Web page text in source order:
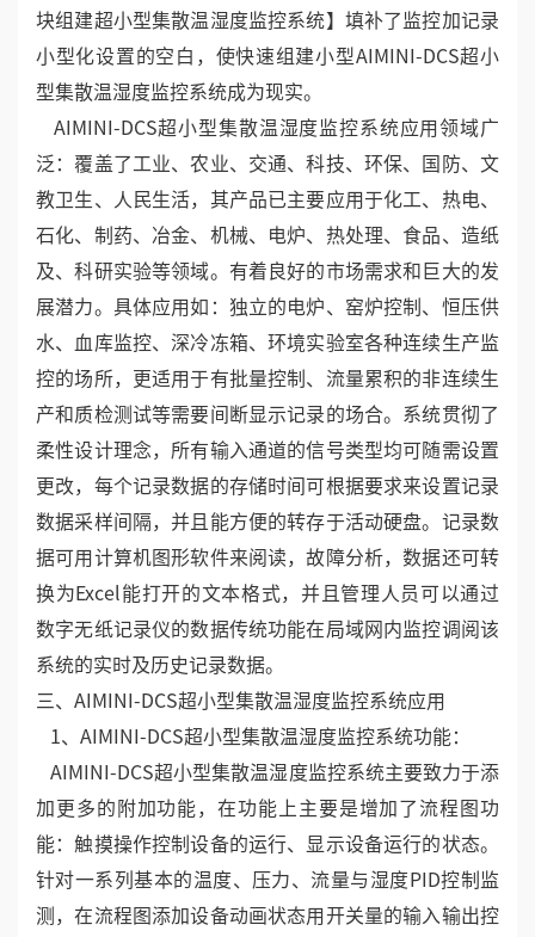
块组建超小型集散温湿度监控系统】填补了监控加记录
小型化设置的空白，使快速组建小型AIMINI-DCS超小
型集散温湿度监控系统成为现实。
AIMINI-DCS超小型集散温湿度监控系统应用领域广
泛：覆盖了工业、农业、交通、科技、环保、国防、文
教卫生、人民生活，其产品已主要应用于化工、热电、
石化、制药、冶金、机械、电炉、热处理、食品、造纸
及、科研实验等领域。有着良好的市场需求和巨大的发
展潜力。具体应用如：独立的电炉、窑炉控制、恒压供
水、血库监控、深冷冻箱、环境实验室各种连续生产监
控的场所，更适用于有批量控制、流量累积的非连续生
产和质检测试等需要间断显示记录的场合。系统贯彻了
柔性设计理念，所有输入通道的信号类型均可随需设置
更改，每个记录数据的存储时间可根据要求来设置记录
数据采样间隔，并且能方便的转存于活动硬盘。记录数
据可用计算机图形软件来阅读，故障分析，数据还可转
换为Excel能打开的文本格式，并且管理人员可以通过
数字无纸记录仪的数据传统功能在局域网内监控调阅该
系统的实时及历史记录数据。
三、AIMINI-DCS超小型集散温湿度监控系统应用
1、AIMINI-DCS超小型集散温湿度监控系统功能：
AIMINI-DCS超小型集散温湿度监控系统主要致力于添
加更多的附加功能，在功能上主要是增加了流程图功
能：触摸操作控制设备的运行、显示设备运行的状态。
针对一系列基本的温度、压力、流量与湿度PID控制监
测，在流程图添加设备动画状态用开关量的输入输出控